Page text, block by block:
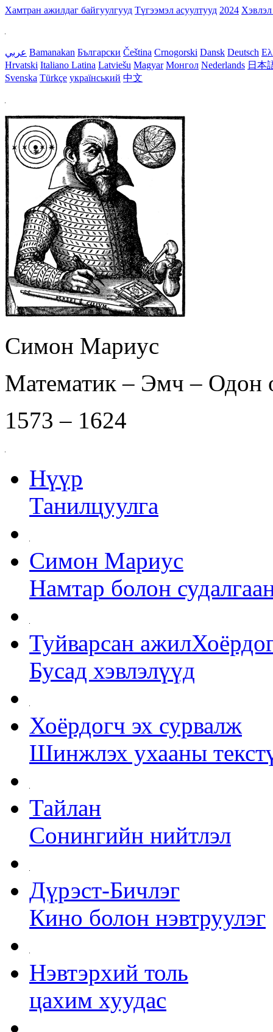
Хамтран ажилдаг байгуулгууд Түгээмэл асуултууд 2024 Хэвлэл
عربي Bamanakan Български Čeština Crnogorski Dansk Deutsch
Hrvatski Italiano Latina Latviešu Magyar Монгол Nederlands 日本
Svenska Türkçe український 中文
Симон Мариус
Математик – Эмч – Одон
1573 – 1624
Нүүр
Танилцуулга
Симон Мариус
Намтар болон
Туйварсан
Бусад хэвлэлүүд
Хоёрдогч эх сурвалж
Шинжлэх ухааны
Тайлан
Сонингийн нийтлэл
Дүрэст-Бичлэг
Кино болон нэвтруулэг
Нэвтэрхий толь
цахим хуудас